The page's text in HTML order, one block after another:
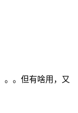
。。但有啥用，又